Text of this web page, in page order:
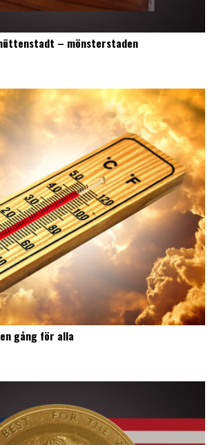
– mönsterstaden
gång för alla